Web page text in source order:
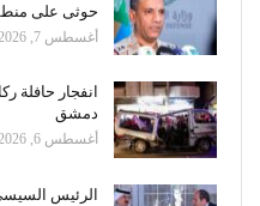
حوثى على
أغسطس 7, 2026
انفجار حافلة
دمشق
أغسطس 6, 2026
الرئيس